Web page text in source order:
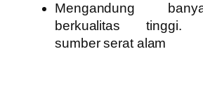
Mengandung
berkualitas tinggi.
sumber serat alam